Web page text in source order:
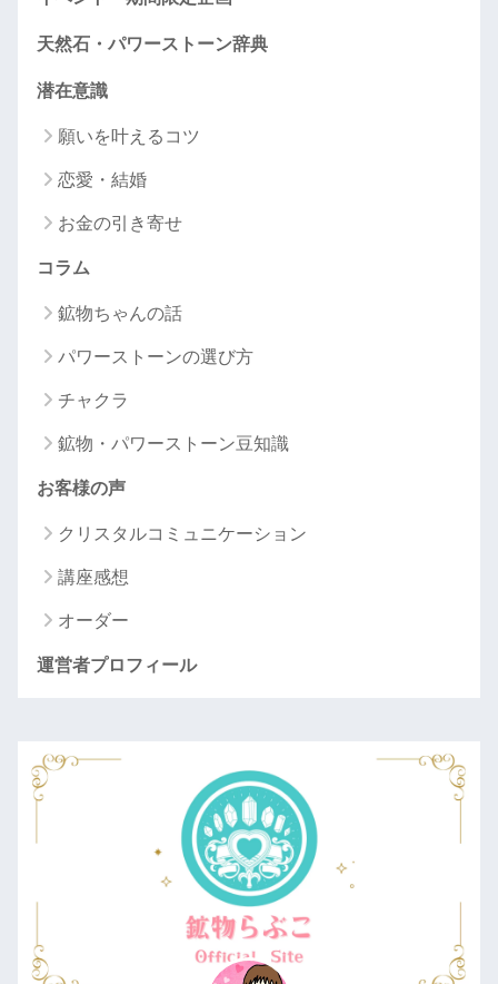
天然石・パワーストーン辞典
潜在意識
願いを叶えるコツ
恋愛・結婚
お金の引き寄せ
コラム
鉱物ちゃんの話
パワーストーンの選び方
チャクラ
鉱物・パワーストーン豆知識
お客様の声
クリスタルコミュニケーション
講座感想
オーダー
運営者プロフィール